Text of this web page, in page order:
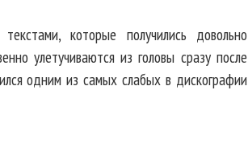
которые получились довольно
улетучиваются из головы сразу после
одним из самых слабых в дискографии